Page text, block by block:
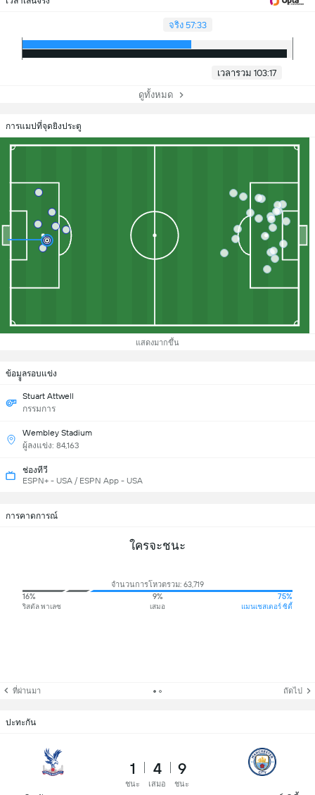
จริง 57:33
เวลารวม 103:17
ดูทั้งหมด
การแมปที่จุดยิงประตู
แสดงมากขึ้น
ข้อมููลรอบแข่ง
Stuart Attwell
กรรมการ
Wembley Stadium
ผู้ลงแข่ง: 84,163
ช่องทีวี
ESPN+ - USA / ESPN App - USA
การคาดการณ์
ใครจะชนะ
จำนวนการโหวตรวม: 63,719
16%
ริสตัล พาเลซ
9%
เสมอ
75%
แมนเชสเตอร์ ซิตี้
ที่ผ่านมา ถัดไป
ปะทะกัน
1
ชนะ
4
เสมอ
9
ชนะ